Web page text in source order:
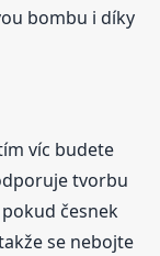
bombu i díky
víc budete
tvorbu
česnek
se nebojte